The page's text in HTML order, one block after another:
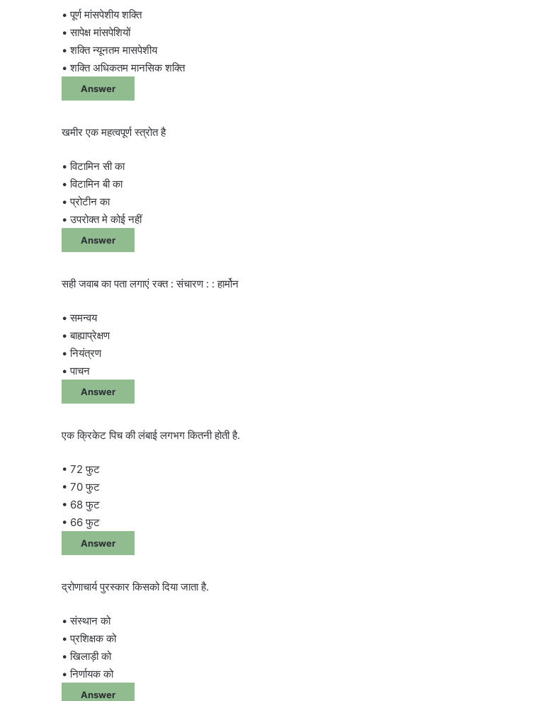
• पूर्ण मांसपेशीय शक्ति
• सापेक्ष मांसपेशियों
• शक्ति न्यूनतम मासपेशीय
• शक्ति अधिकतम मानसिक शक्ति
Answer
खमीर एक महत्वपूर्ण स्त्रोत है
• विटामिन सी का
• विटामिन बी का
• प्रोटीन का
• उपरोक्त मे कोई नहीं
Answer
सही जवाब का पता लगाएं रक्त : संचारण : : हार्मोन
• समन्वय
• बाह्याप्रेक्षण
• नियंत्रण
• पाचन
Answer
एक क्रिकेट पिच की लंबाई लगभग कितनी होती है.
• 72 फुट
• 70 फुट
• 68 फुट
• 66 फुट
Answer
द्रोणाचार्य पुरस्कार किसको दिया जाता है.
• संस्थान को
• प्रशिक्षक को
• खिलाड़ी को
• निर्णायक को
Answer